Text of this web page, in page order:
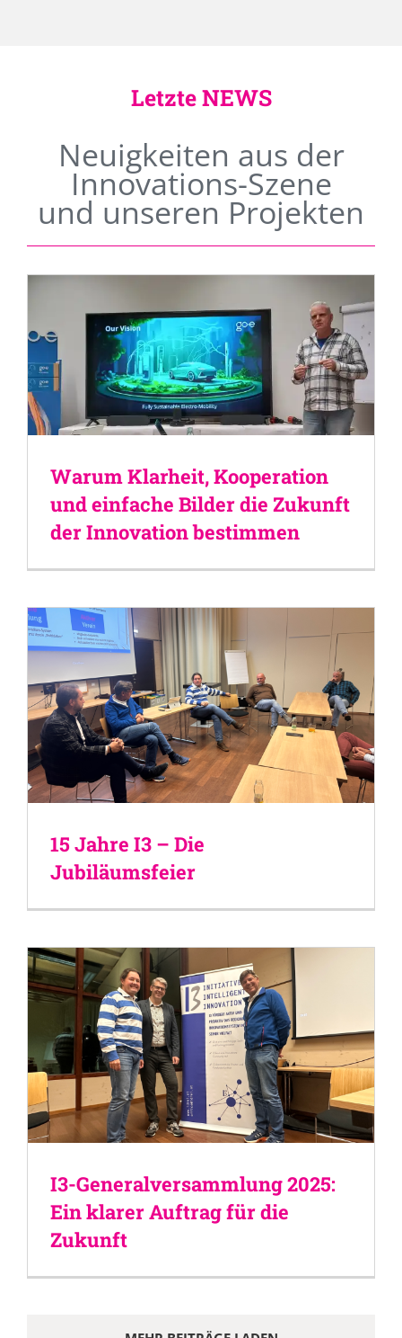
Letzte NEWS
Neuigkeiten aus der
Innovations-Szene
und unseren Projekten
Warum Klarheit, Kooperation
und einfache Bilder die Zukunft
der Innovation bestimmen
15 Jahre I3 – Die
Jubiläumsfeier
I3-Generalversammlung 2025:
Ein klarer Auftrag für die
Zukunft